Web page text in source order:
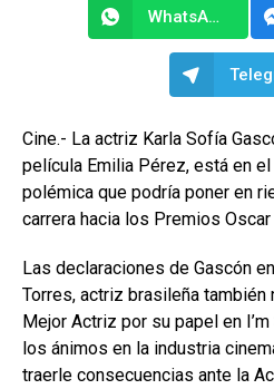
WhatsApp
Cine.- La actriz Karla Sofía
película Emilia Pérez, está en
polémica que podría poner en
carrera hacia los Premios Oscar
Las declaraciones de Gascón
Torres, actriz brasileña también
Mejor Actriz por su papel en
los ánimos en la industria
traerle consecuencias ante la